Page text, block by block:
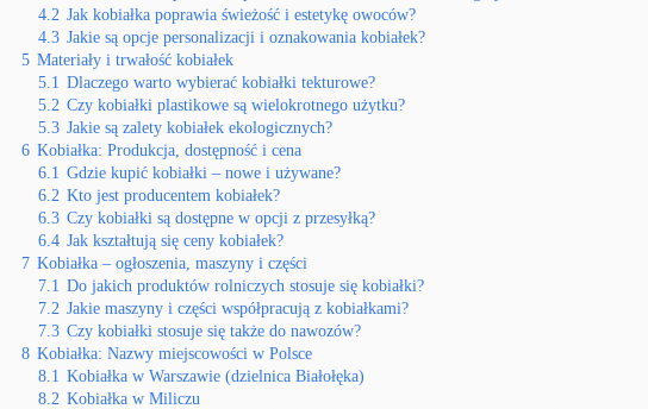
4.2 Jak kobiałka poprawia świeżość i estetykę owoców?
4.3 Jakie są opcje personalizacji i oznakowania kobiałek?
5 Materiały i trwałość kobiałek
5.1 Dlaczego warto wybierać kobiałki tekturowe?
5.2 Czy kobiałki plastikowe są wielokrotnego użytku?
5.3 Jakie są zalety kobiałek ekologicznych?
6 Kobiałka: Produkcja, dostępność i cena
6.1 Gdzie kupić kobiałki – nowe i używane?
6.2 Kto jest producentem kobiałek?
6.3 Czy kobiałki są dostępne w opcji z przesyłką?
6.4 Jak kształtują się ceny kobiałek?
7 Kobiałka – ogłoszenia, maszyny i części
7.1 Do jakich produktów rolniczych stosuje się kobiałki?
7.2 Jakie maszyny i części współpracują z kobiałkami?
7.3 Czy kobiałki stosuje się także do nawozów?
8 Kobiałka: Nazwy miejscowości w Polsce
8.1 Kobiałka w Warszawie (dzielnica Białołęka)
8.2 Kobiałka w Miliczu